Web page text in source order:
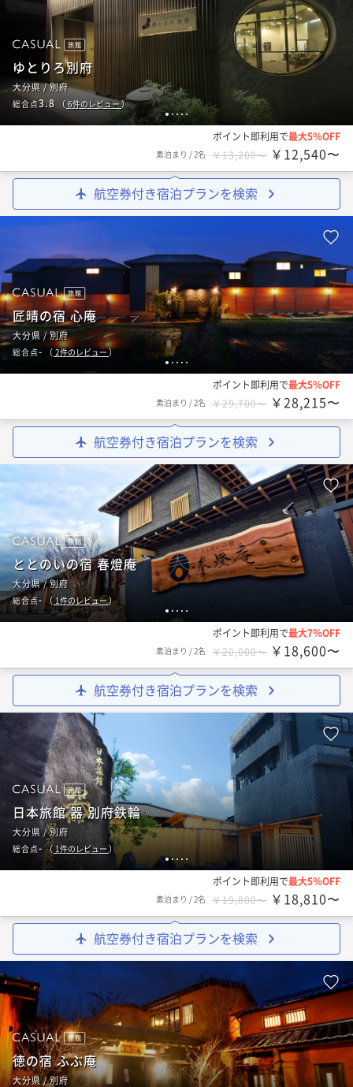
1234 5
旅館
ゆとりろ別府
大分県 / 別府
総合点3.8 （ 6件のレビュー）
ポイント即利用で最大5％OFF
素泊まり /2名 ￥13,200〜 ￥12,540〜
航空券付き宿泊プランを検索
1 2 3 4 5
旅館
匠晴の宿 心庵
大分県 / 別府
総合点- （ 2件のレビュー）
ポイント即利用で最大5％OFF
素泊まり /2名 ￥29,700〜 ￥28,215〜
航空券付き宿泊プランを検索
1 2 3 4 5
旅館
ととのいの宿 春燈庵
大分県 / 別府
総合点- （1件のレビュー）
ポイント即利用で最大7％OFF
素泊まり /2名 ￥20,000〜 ￥18,600〜
航空券付き宿泊プランを検索
12 3 4 5
旅館
日本旅館 器 別府鉄輪
大分県 / 別府
総合点- （ 1件のレビュー ）
ポイント即利用で最大5％OFF
素泊まり /2名 ￥19,800〜 ￥18,810〜
航空券付き宿泊プランを検索
旅館
徳の宿 ふぶ庵
大分県 / 別府